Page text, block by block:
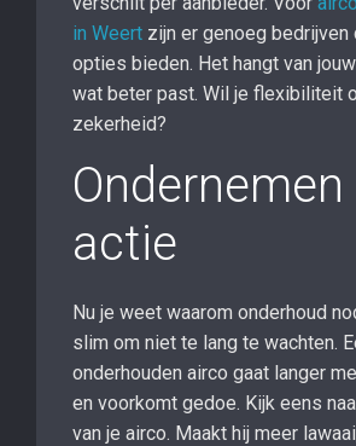
in Weert zijn er genoeg bedrijven
opties bieden. Het hangt van
wat beter past. Wil je flexibiliteit
zekerheid?
Ondernemen
actie
Nu je weet waarom onderhoud
slim om niet te lang te wachten.
onderhouden airco gaat langer
en voorkomt gedoe. Kijk eens
van je airco. Maakt hij meer